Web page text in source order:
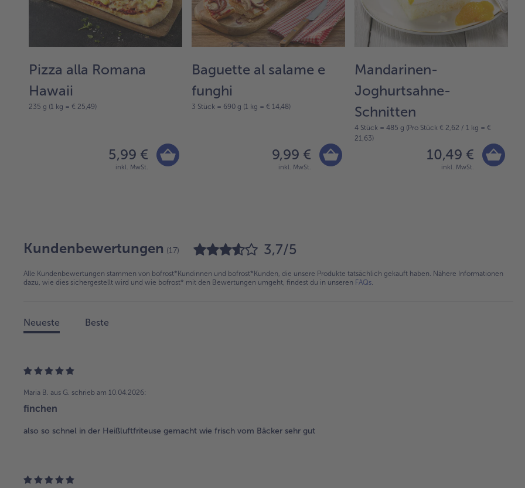
Pizza alla Romana
Hawaii
235 g (1 kg = € 25,49)
5,99 €
inkl. MwSt.
Baguette al salame e
funghi
3 Stück = 690 g (1 kg = € 14,48)
9,99 €
inkl. MwSt.
Mandarinen-
Joghurtsahne-
Schnitten
4 Stück = 485 g (Pro Stück € 2,62 / 1 kg = €
21,63)
10,49 €
inkl. MwSt.
Kundenbewertungen (17) 3,7/5
Alle Kundenbewertungen stammen von bofrost*Kundinnen und bofrost*Kunden, die unsere Produkte tatsächlich gekauft haben. Nähere Informationen
dazu, wie dies sichergestellt wird und wie bofrost* mit den Bewertungen umgeht, findest du in unseren FAQs.
Neueste Beste
Maria B. aus G. schrieb am 10.04.2026:
finchen
also so schnel in der Heißluftfriteuse gemacht wie frisch vom Bäcker sehr gut